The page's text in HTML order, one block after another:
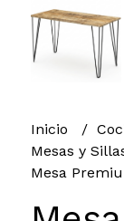
Inicio
Mesas y
Mesa